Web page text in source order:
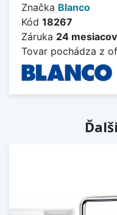
Značka Blanco
Kód 18267
Záruka 24 mesiacov
Tovar pochádza z